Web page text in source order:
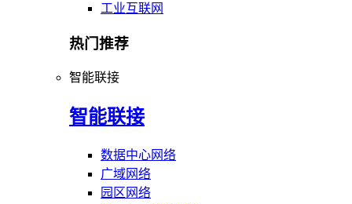
工业互联网
热门推荐
智能联接
智能联接
数据中心网络
广域网络
园区网络